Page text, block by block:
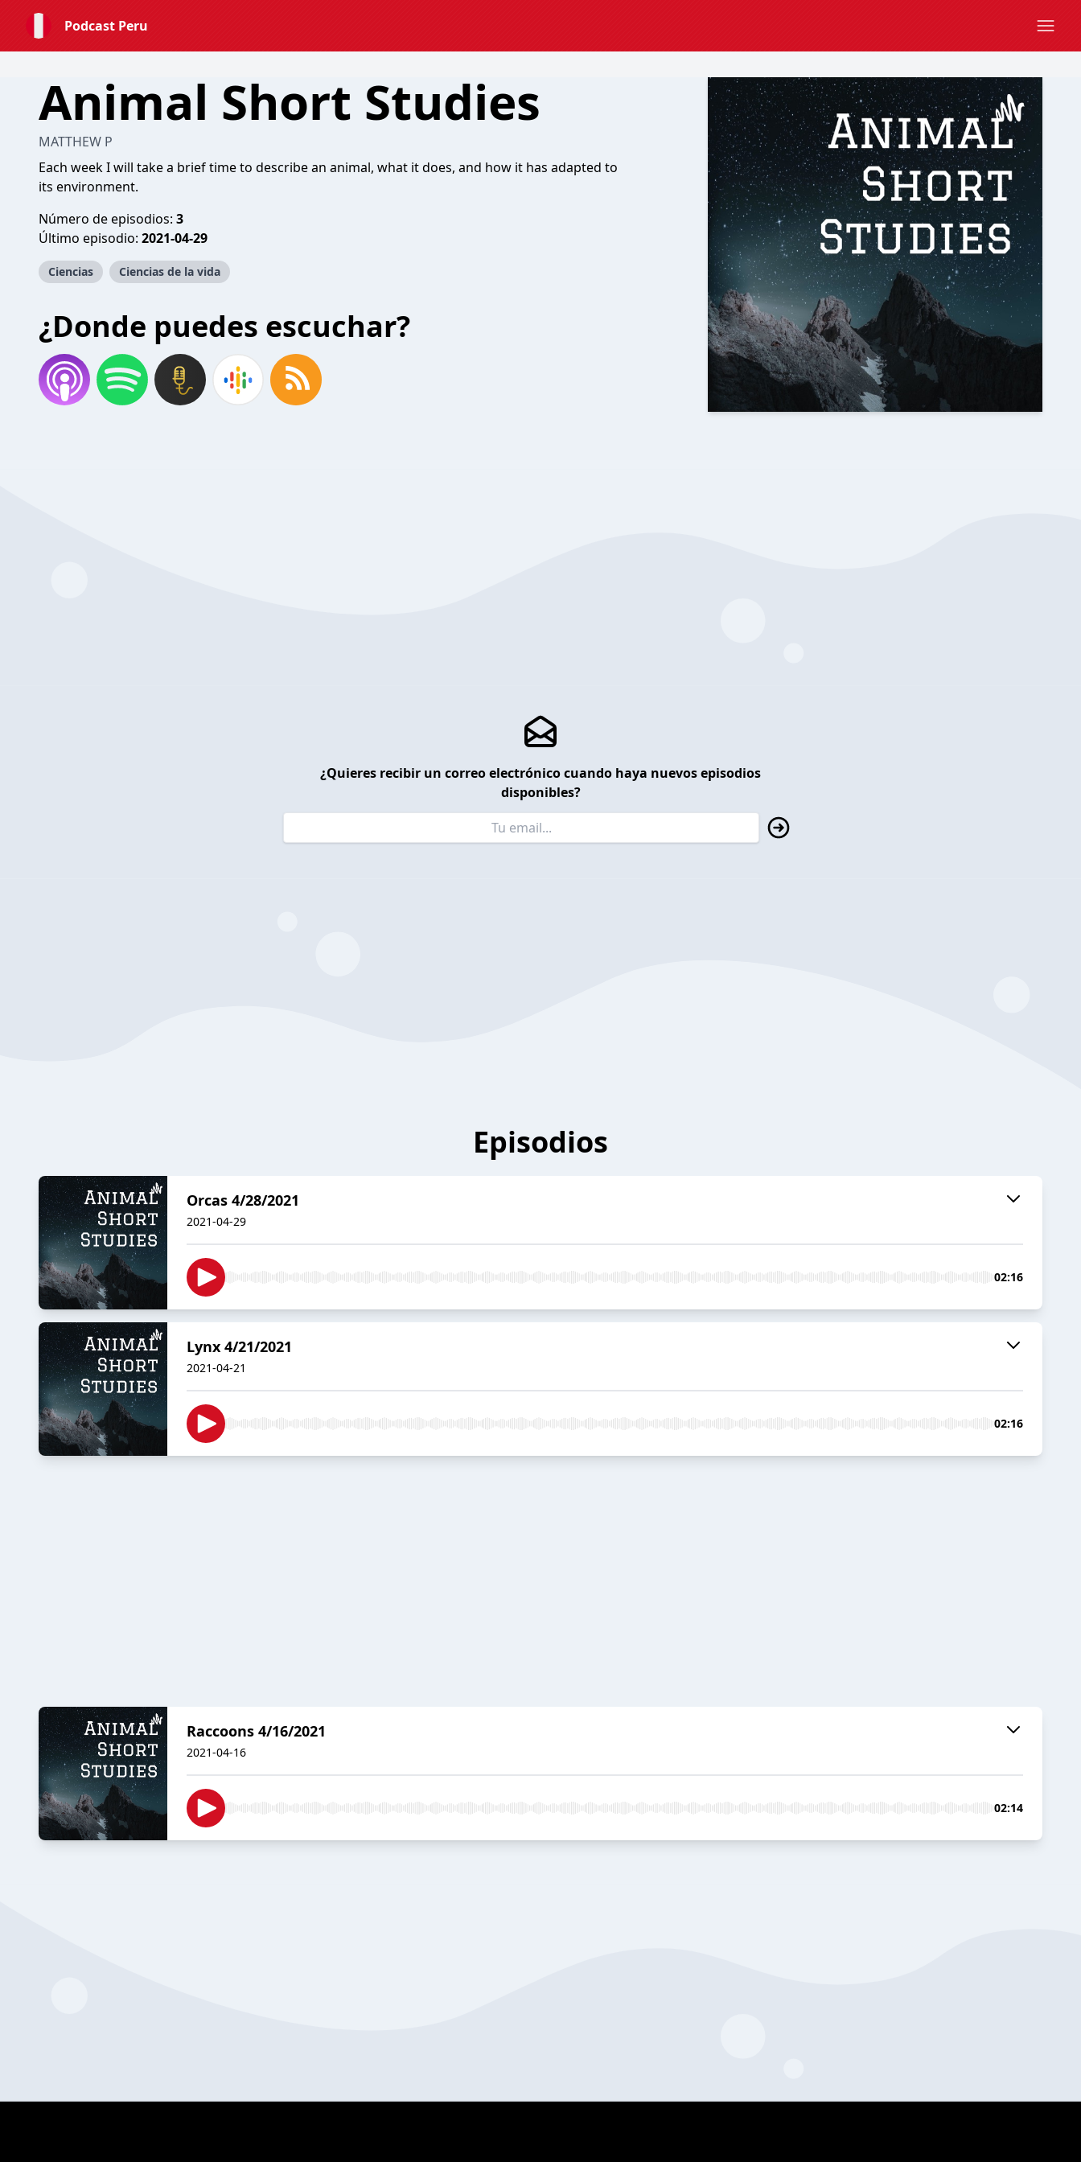
Podcast Peru
Animal Short Studies
MATTHEW P
Each week I will take a brief time to describe an animal, what it does, and how it has adapted to
its environment.
Número de episodios: 3
Último episodio: 2021-04-29
Ciencias Ciencias de la vida
¿Donde puedes escuchar?
¿Quieres recibir un correo electrónico cuando haya nuevos episodios
disponibles?
Episodios
Orcas 4/28/2021
2021-04-29
02:16
Lynx 4/21/2021
2021-04-21
02:16
Raccoons 4/16/2021
2021-04-16
02:14